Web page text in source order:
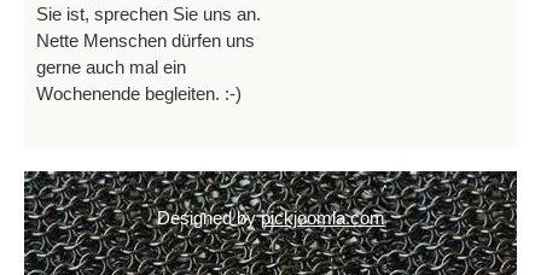
Sie ist, sprechen Sie uns an.
Nette Menschen dürfen uns
gerne auch mal ein
Wochenende begleiten. :-)
Designed bypickjoomla.com